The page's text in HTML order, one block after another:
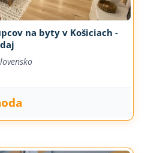
na byty v Košiciach -